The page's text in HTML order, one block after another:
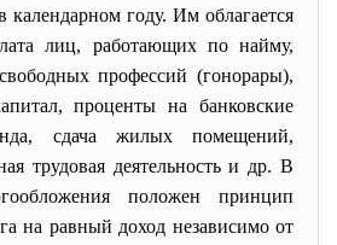
календарном году. Им облагается
лиц, работающих по найму,
профессий (гонорары),
проценты на банковские
сдача жилых помещений,
трудовая деятельность и др. В
положен принцип
на равный доход независимо от